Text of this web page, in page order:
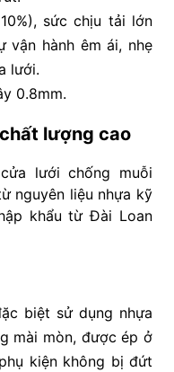
sức chịu tải lớn
vận hành êm ái, nhẹ
lưới.
0.8mm.
lượng cao
lưới chống muỗi
nguyên liệu nhựa kỹ
khẩu từ Đài Loan
biệt sử dụng nhựa
mài mòn, được ép ở
kiện không bị đứt